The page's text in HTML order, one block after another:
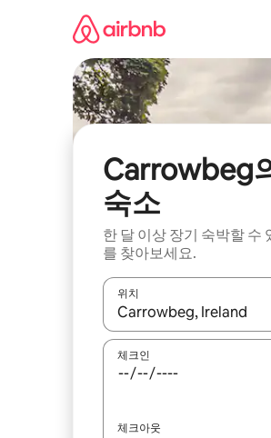
Carrowbeg
숙소
한 달 이상 장기 숙박할 수
를 찾아보세요.
위치
결과가 나오면 위·아래 화
체크인
체크아웃